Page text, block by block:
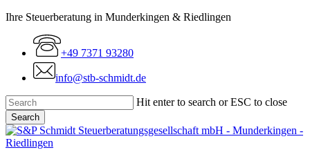
Skip
content
Ihre Steuerberatung in Munderkingen & Riedlingen
+49 7371 93280
info@stb-schmidt.de
Hit enter to search or ESC to close
Search
Close
Search